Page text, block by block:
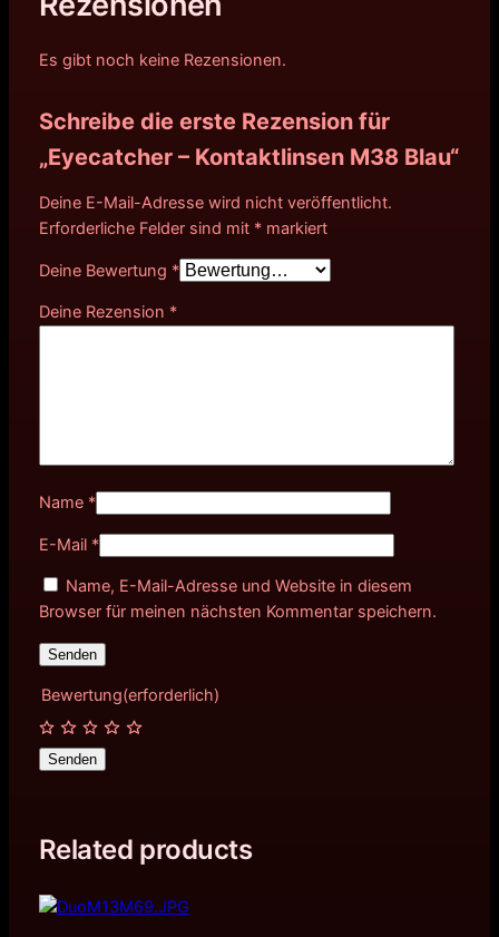
Es gibt noch keine Rezensionen.
Schreibe die erste Rezension für
„Eyecatcher – Kontaktlinsen M38 Blau“
Deine E-Mail-Adresse wird nicht veröffentlicht.
Erforderliche Felder sind mit *markiert
Deine Bewertung *
Deine Rezension *
Name *
E-Mail *
Name, E-Mail-Adresse und Website in diesem
Browser für meinen nächsten Kommentar speichern.
Bewertung(erforderlich)
Senden
Related products